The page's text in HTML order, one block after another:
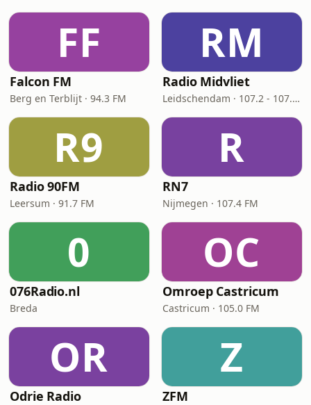
FF
Falcon FM
Berg en Terblijt · 94.3 FM
RM
Radio Midvliet
Leidschendam · 107.2 - 107.9 FM
R9
Radio 90FM
Leersum · 91.7 FM
R
RN7
Nijmegen · 107.4 FM
0
076Radio.nl
Breda
OC
Omroep Castricum
Castricum · 105.0 FM
OR
Odrie Radio
Z
ZFM